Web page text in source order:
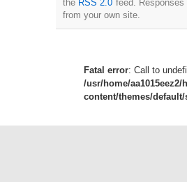
the RSS 2.0 feed.
from your own site.
Fatal error: Call to
/usr/home/
content/themes/